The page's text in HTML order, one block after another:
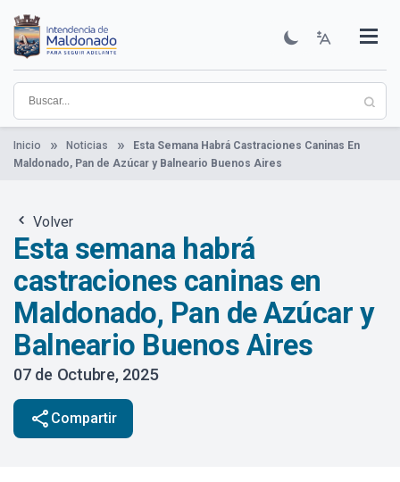
contenido
principal
Institucional
Municipios
Descubre Maldonado
Comunicación
Servicios
Guía De Trámites
Ver Noticias
Inicio Noticias
Esta Semana Habrá Castraciones Caninas En
Maldonado, Pan de Azúcar y Balneario Buenos Aires
Volver
Esta semana habrá
castraciones caninas en
Maldonado, Pan de Azúcar y
Balneario Buenos Aires
07 de Octubre, 2025
share Compartir